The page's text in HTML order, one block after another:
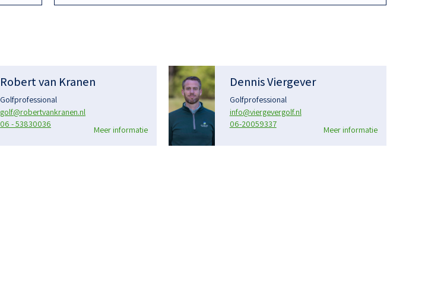
Robert van Kranen
Golfprofessional
golf@robertvankranen.nl
06 - 53830036
Meer informatie
Dennis Viergever
Golfprofessional
info@viergevergolf.nl
06-20059337
Meer informatie